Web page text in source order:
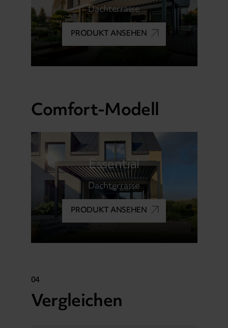
Dachterrasse
PRODUKT ANSEHEN
Comfort-Modell
Essential
Dachterrasse
PRODUKT ANSEHEN
04
Vergleichen